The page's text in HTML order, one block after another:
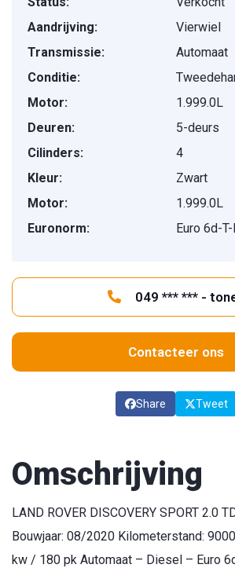
Aandrijving:
Vierwiel
Transmissie:
Automaat
Conditie:
Motor:
1.999.0L
Deuren:
5-deurs
Cilinders:
4
Kleur:
Zwart
Motor:
1.999.0L
Euronorm:
Euro 6d-
049 *** *** -
Contacteer ons
Share Tweet
Omschrijving
LAND ROVER DISCOVERY SPORT 2.0
Bouwjaar: 08/2020 Kilometerstand:
kw / 180 pk Automaat – Diesel – Euro